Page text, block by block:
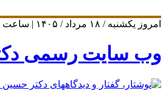
امروز یکشنبه / ۱۸ مرداد / ۱۴۰۵ | ساعت
وب سایت رسمی